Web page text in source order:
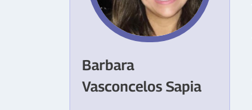
Barbara
Vasconcelos Sapia